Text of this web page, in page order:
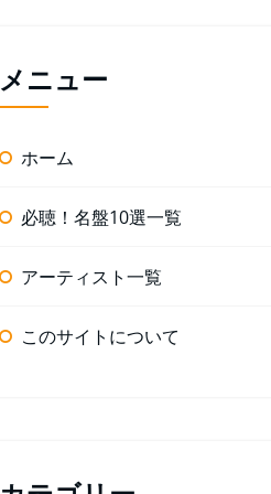
メニュー
ホーム
必聴！名盤10選一覧
アーティスト一覧
このサイトについて